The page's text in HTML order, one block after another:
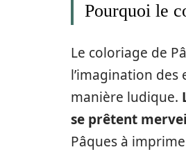
Pourquoi le
Le coloriage de
l’imagination
manière ludique.
se prêtent
Pâques à